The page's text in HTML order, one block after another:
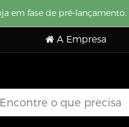
em fase de pré-lançamento.
A Empresa